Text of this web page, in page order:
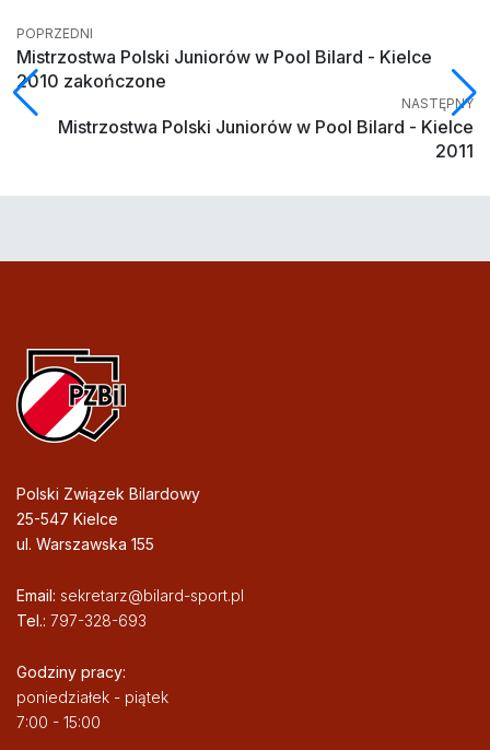
POPRZEDNI
Mistrzostwa Polski Juniorów w Pool Bilard - Kielce
2010 zakończone
NASTĘPNY
Mistrzostwa Polski Juniorów w Pool Bilard - Kielce
2011
Polski Związek Bilardowy
25-547 Kielce
ul. Warszawska 155
Email: sekretarz@bilard-sport.pl
Tel.: 797-328-693
Godziny pracy:
poniedziałek - piątek
7:00 - 15:00